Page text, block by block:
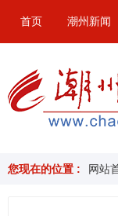
首页 潮州新闻
您现在的位置 : 网站